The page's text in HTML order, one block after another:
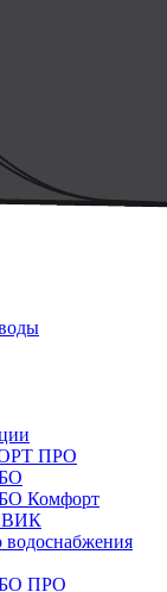
ПРО
Комфорт
водоснабжения
ПРО